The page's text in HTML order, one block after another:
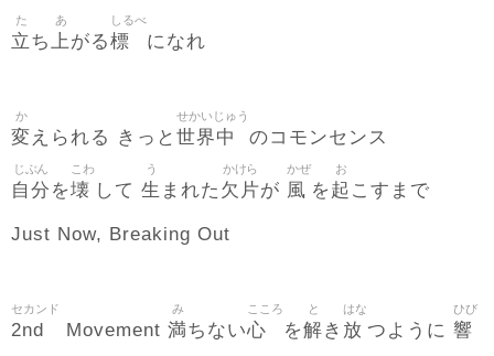
立
た
ち 上
あ
がる標
しるべ
になれ
変
か
えられる きっと 世界中
せかいじゅう
のコモンセンス
自分
じぶん
を壊
こわ
して 生
う
まれた 欠片
かけら
が 風
かぜ
を起
お
こすまで
Just Now, Breaking Out
2nd
セカンド
Movement 満
み
ちない心
こころ
を解
と
き 放
はな
つように 響
ひび